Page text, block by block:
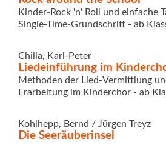
Kinder-Rock 'n' Roll und einfache
Single-Time-Grundschritt - ab
Chilla, Karl-Peter
Liedeinführung im
Methoden der Lied-Vermittlung
Erarbeitung im Kinderchor - ab
Kohlhepp, Bernd / Jürgen Treyz
Die Seeräuberinsel